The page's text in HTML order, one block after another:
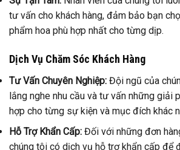
tư vấn cho khách hàng, đảm bảo bạn
phẩm hoa phù hợp nhất cho từng dịp.
Dịch Vụ Chăm Sóc Khách Hàng
Tư Vấn Chuyên Nghiệp: Đội ngũ của
lắng nghe nhu cầu và tư vấn những giải
hợp cho từng sự kiện và mục đích khác
Hỗ Trợ Khẩn Cấp: Đối với những đơn
chúng tôi có dịch vụ hỗ trợ khẩn cấp để